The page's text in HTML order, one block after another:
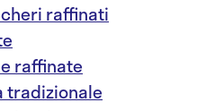
raffinati
raffinate
tradizionale